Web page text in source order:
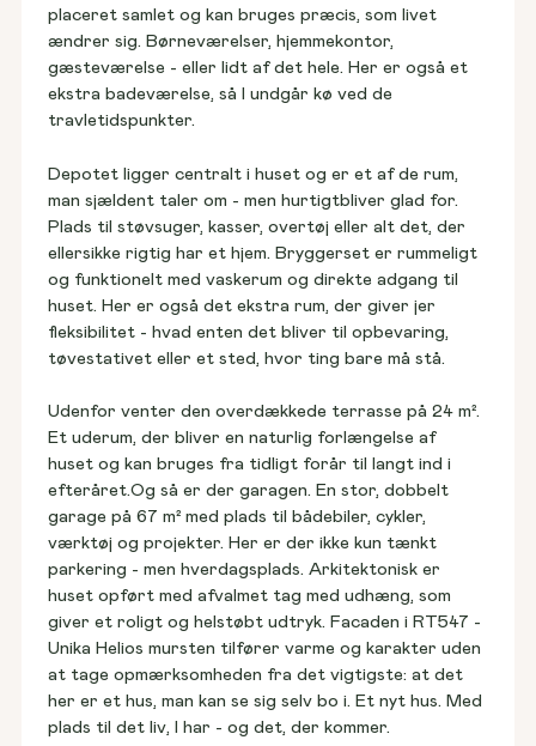
placeret samlet og kan bruges præcis, som livet
ændrer sig. Børneværelser, hjemmekontor,
gæsteværelse - eller lidt af det hele. Her er også et
ekstra badeværelse, så I undgår kø ved de
travletidspunkter.
Depotet ligger centralt i huset og er et af de rum,
man sjældent taler om - men hurtigtbliver glad for.
Plads til støvsuger, kasser, overtøj eller alt det, der
ellersikke rigtig har et hjem. Bryggerset er rummeligt
og funktionelt med vaskerum og direkte adgang til
huset. Her er også det ekstra rum, der giver jer
fleksibilitet - hvad enten det bliver til opbevaring,
tøvestativet eller et sted, hvor ting bare må stå.
Udenfor venter den overdækkede terrasse på 24 m².
Et uderum, der bliver en naturlig forlængelse af
huset og kan bruges fra tidligt forår til langt ind i
efteråret.Og så er der garagen. En stor, dobbelt
garage på 67 m² med plads til bådebiler, cykler,
værktøj og projekter. Her er der ikke kun tænkt
parkering - men hverdagsplads. Arkitektonisk er
huset opført med afvalmet tag med udhæng, som
giver et roligt og helstøbt udtryk. Facaden i RT547 -
Unika Helios mursten tilfører varme og karakter uden
at tage opmærksomheden fra det vigtigste: at det
her er et hus, man kan se sig selv bo i. Et nyt hus. Med
plads til det liv, I har - og det, der kommer.